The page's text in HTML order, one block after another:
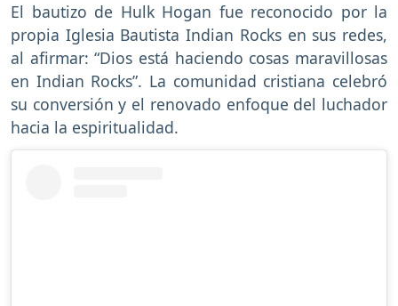
El bautizo de Hulk Hogan fue reconocido por la
propia Iglesia Bautista Indian Rocks en sus redes,
al afirmar: “Dios está haciendo cosas maravillosas
en Indian Rocks”. La comunidad cristiana celebró
su conversión y el renovado enfoque del luchador
hacia la espiritualidad.